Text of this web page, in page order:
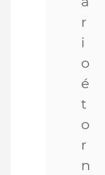
r
i
o
é
t
o
r
n